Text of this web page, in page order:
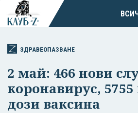
ЗДРАВЕОПАЗВАНЕ
2 май: 466 нови
коронавирус,
дози ваксина